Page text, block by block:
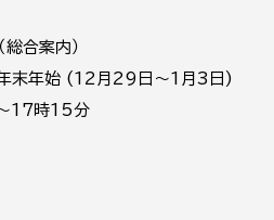
合案内）
年末年始 (12月29日～1月3日)
17時15分